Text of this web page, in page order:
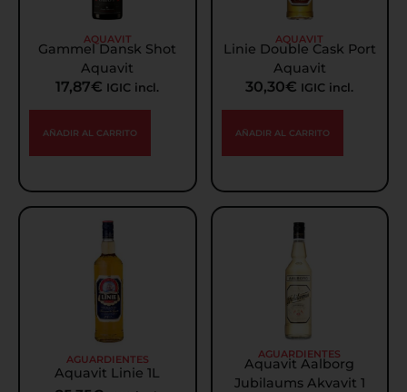
AQUAVIT
Gammel Dansk Shot
Aquavit
17,87€ IGIC incl.
AÑADIR AL CARRITO
AQUAVIT
Linie Double Cask Port
Aquavit
30,30€ IGIC incl.
AÑADIR AL CARRITO
AGUARDIENTES
Aquavit Linie 1L
AGUARDIENTES
Aquavit Aalborg
Jubilaums Akvavit 1